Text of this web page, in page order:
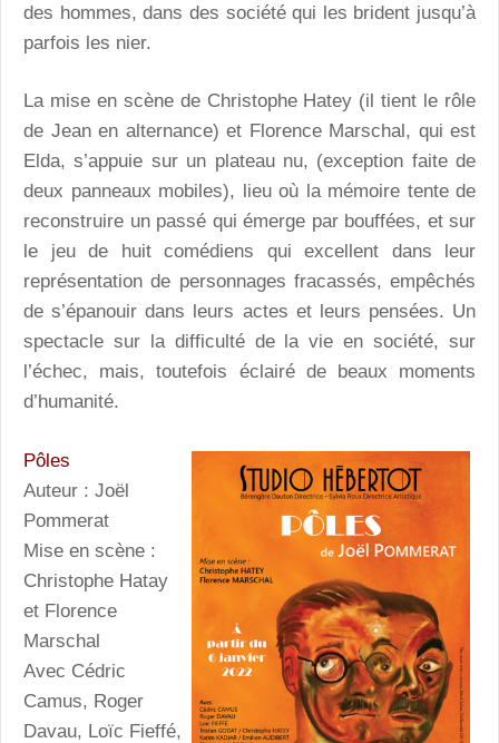
des hommes, dans des société qui les brident jusqu’à
parfois les nier.
La mise en scène de Christophe Hatey (il tient le rôle
de Jean en alternance) et Florence Marschal, qui est
Elda, s’appuie sur un plateau nu, (exception faite de
deux panneaux mobiles), lieu où la mémoire tente de
reconstruire un passé qui émerge par bouffées, et sur
le jeu de huit comédiens qui excellent dans leur
représentation de personnages fracassés, empêchés
de s’épanouir dans leurs actes et leurs pensées. Un
spectacle sur la difficulté de la vie en société, sur
l’échec, mais, toutefois éclairé de beaux moments
d’humanité.
Pôles
Auteur : Joël
Pommerat
Mise en scène :
Christophe Hatay
et Florence
Marschal
Avec Cédric
Camus, Roger
Davau, Loïc Fieffé,